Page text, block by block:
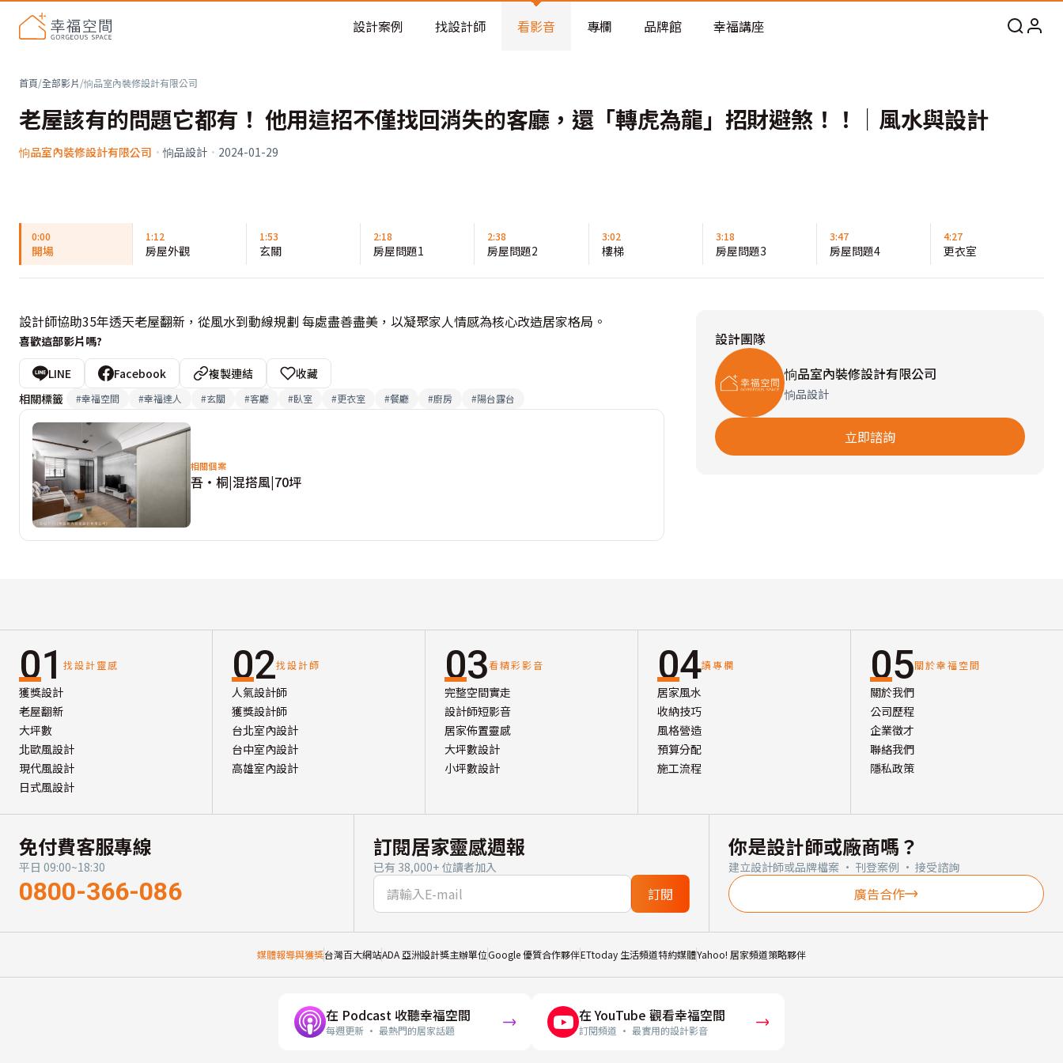
老屋預算分配與高 CP 值煥新術
設計案例 找設計師 看影音 專欄 品牌館 幸福講座
首頁/全部影片/恦品室內裝修設計有限公司
老屋該有的問題它都有！ 他用這招不僅找回消失的客廳，還「轉虎為龍」招財避煞！！｜風水與設計
恦品室內裝修設計有限公司 ·恦品設計 · 2024-01-29
0:00
開場
1:12
房屋外觀
1:53
玄關
2:18
房屋問題1
2:38
房屋問題2
3:02
樓梯
3:18
房屋問題3
3:47
房屋問題4
4:27
更衣室
設計師協助35年透天老屋翻新，從風水到動線規劃 每處盡善盡美，以凝聚家人情感為核心改造居家格局。
喜歡這部影片嗎?
LINE Facebook 複製連結
收藏
相關標籤
#幸福空間 #幸福達人 #玄關 #客廳 #臥室 #更衣室 #餐廳 #廚房 #陽台露台
相關個案
吾‧桐|混搭風|70坪
設計團隊
恦品室內裝修設計有限公司
恦品設計
立即諮詢
01 找設計靈感
獲獎設計
老屋翻新
大坪數
北歐風設計
現代風設計
日式風設計
02找設計師
人氣設計師
獲獎設計師
台北室內設計
台中室內設計
高雄室內設計
03看精彩影音
完整空間實走
設計師短影音
居家佈置靈感
大坪數設計
小坪數設計
04讀專欄
居家風水
收納技巧
風格營造
預算分配
施工流程
05關於幸福空間
關於我們
公司歷程
企業徵才
聯絡我們
隱私政策
免付費客服專線
平日 09:00~18:30
0800-366-086
訂閱居家靈感週報
已有 38,000+ 位讀者加入
訂閱
你是設計師或廠商嗎？
建立設計師或品牌檔案 · 刊登案例 · 接受諮詢
廣告合作
媒體報導與獲獎台灣百大網站ADA 亞洲設計獎主辦單位Google 優質合作夥伴ETtoday 生活頻道特約媒體Yahoo! 居家頻道策略夥伴
在 Podcast 收聽幸福空間
每週更新 · 最熱門的居家話題
在 YouTube 觀看幸福空間
訂閱頻道 · 最實用的設計影音